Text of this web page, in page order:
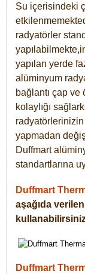
Su içerisindeki
radyatörler
yapılan yerde
alüminyum
bağlantı çap
kolaylığı
yapmadan
Duffmart
standartlarına
Duffmart
aşağıda
Duffmart